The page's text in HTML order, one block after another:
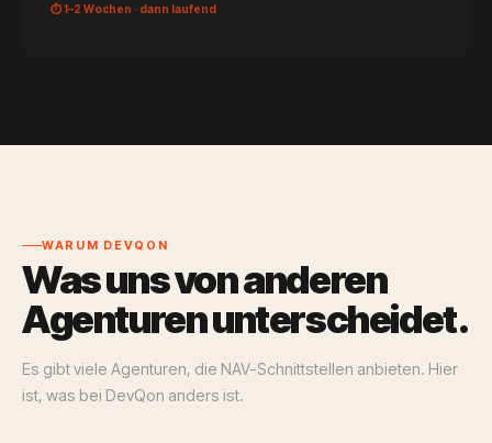
⏱ 1–2 Wochen · dann laufend
WARUM DEVQON
Was uns von anderen
Agenturen unterscheidet.
Es gibt viele Agenturen, die NAV-Schnittstellen anbieten. Hier
ist, was bei DevQon anders ist.